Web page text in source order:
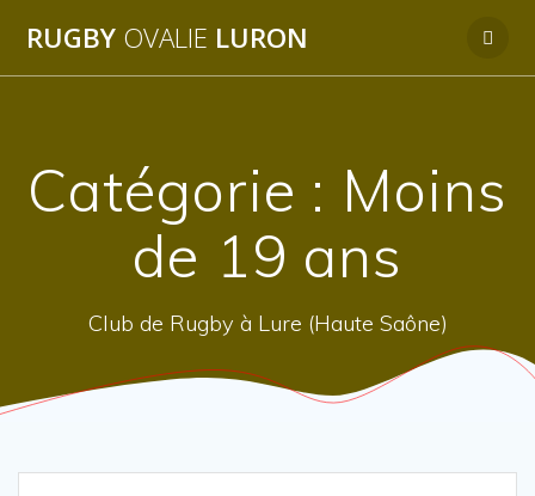
au
RUGBY OVALIE LURON
Catégorie : Moins
de 19 ans
Club de Rugby à Lure (Haute Saône)